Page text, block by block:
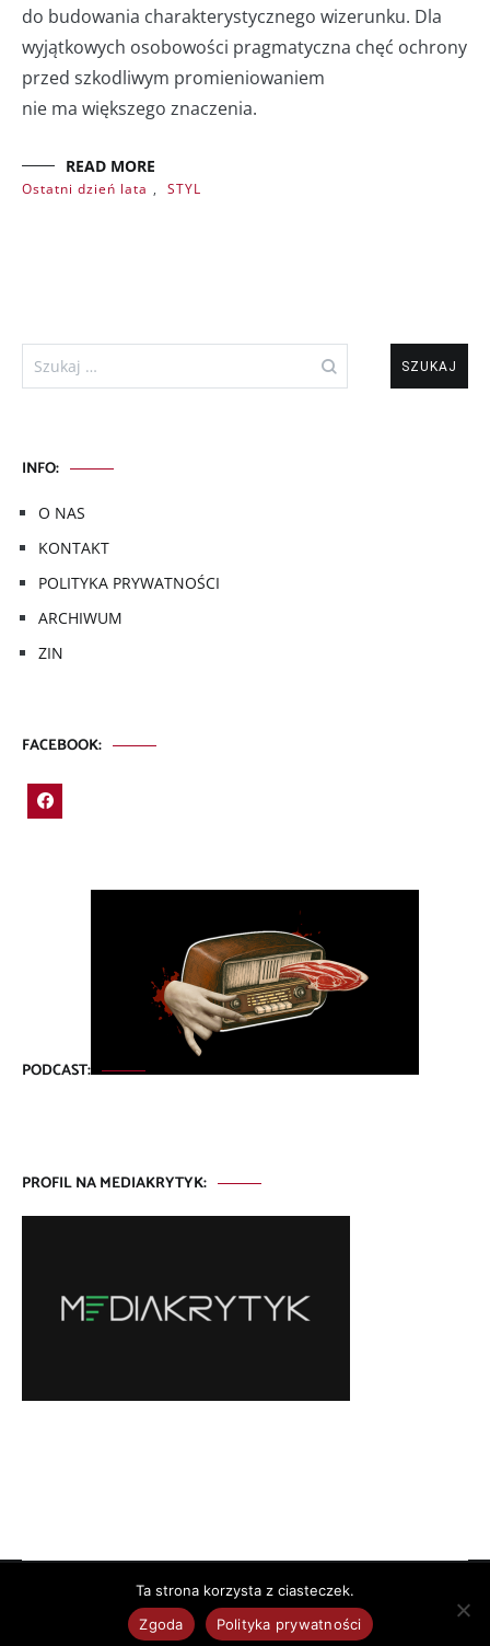
do budowania charakterystycznego wizerunku. Dla
wyjątkowych osobowości pragmatyczna chęć ochrony
przed szkodliwym promieniowaniem
nie ma większego znaczenia.
READ MORE
Ostatni dzień lata , STYL
Szukaj:
INFO:
O NAS
KONTAKT
POLITYKA PRYWATNOŚCI
ARCHIWUM
ZIN
FACEBOOK:
PODCAST:
PROFIL NA MEDIAKRYTYK:
Copyright © 2026 . All rights reserved. Theme:
ThemeGrill. Powered by
Ta strona korzysta z ciasteczek.
Zgoda
Polityka prywatności